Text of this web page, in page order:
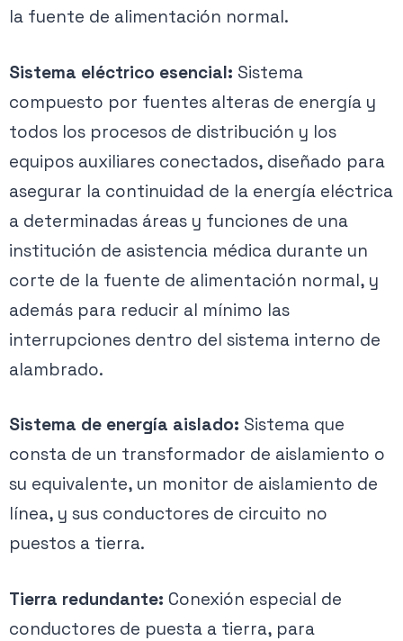
la fuente de alimentación normal.
Sistema eléctrico esencial: Sistema
compuesto por fuentes alteras de energía y
todos los procesos de distribución y los
equipos auxiliares conectados, diseñado para
asegurar la continuidad de la energía eléctrica
a determinadas áreas y funciones de una
institución de asistencia médica durante un
corte de la fuente de alimentación normal, y
además para reducir al mínimo las
interrupciones dentro del sistema interno de
alambrado.
Sistema de energía aislado: Sistema que
consta de un transformador de aislamiento o
su equivalente, un monitor de aislamiento de
línea, y sus conductores de circuito no
puestos a tierra.
Tierra redundante: Conexión especial de
conductores de puesta a tierra, para